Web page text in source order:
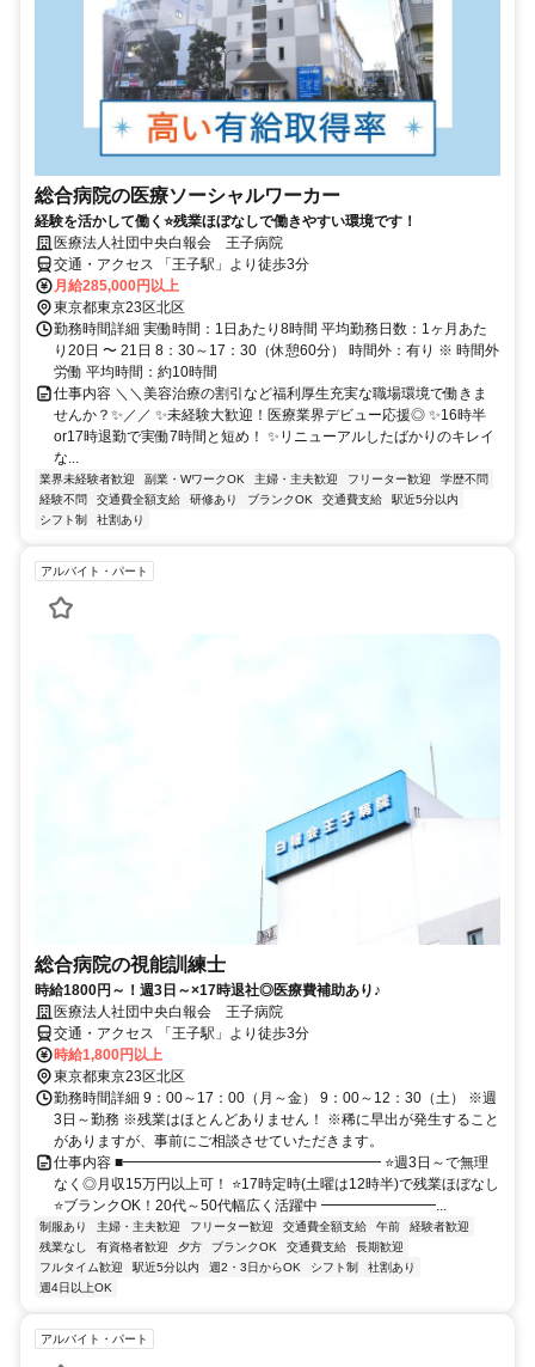
総合病院の医療ソーシャルワーカー
経験を活かして働く⭐残業ほぼなしで働きやすい環境です！
医療法人社団中央白報会 王子病院
交通・アクセス 「王子駅」より徒歩3分
月給285,000円以上
東京都東京23区北区
勤務時間詳細 実働時間：1日あたり8時間 平均勤務日数：1ヶ月あた
り20日 〜 21日 8：30～17：30（休憩60分） 時間外：有り ※ 時間外
労働 平均時間：約10時間
仕事内容 ＼＼美容治療の割引など福利厚生充実な職場環境で働きま
せんか？✨／／ ✨未経験大歓迎！医療業界デビュー応援◎ ✨16時半
or17時退勤で実働7時間と短め！ ✨リニューアルしたばかりのキレイ
な...
業界未経験者歓迎 副業・WワークOK 主婦・主夫歓迎 フリーター歓迎
学歴不問
経験不問
交通費全額支給 研修あり ブランクOK 交通費支給
駅近5分以内
シフト制
社割あり
アルバイト・パート
総合病院の視能訓練士
時給1800円～！週3日～×17時退社◎医療費補助あり♪
医療法人社団中央白報会 王子病院
交通・アクセス 「王子駅」より徒歩3分
時給1,800円以上
東京都東京23区北区
勤務時間詳細 9：00～17：00（月～金） 9：00～12：30（土） ※週
3日～勤務 ※残業はほとんどありません！ ※稀に早出が発生すること
がありますが、事前にご相談させていただきます。
仕事内容 ■━━━━━━━━━━━━━━━━━━ ⭐週3日～で無理
なく◎月収15万円以上可！ ⭐17時定時(土曜は12時半)で残業ほぼなし
⭐ブランクOK！20代～50代幅広く活躍中 ━━━━━━━━...
制服あり 主婦・主夫歓迎 フリーター歓迎 交通費全額支給 午前
経験者歓迎
残業なし
有資格者歓迎 夕方 ブランクOK 交通費支給
長期歓迎
フルタイム歓迎
駅近5分以内 週2・3日からOK シフト制
社割あり
週4日以上OK
アルバイト・パート